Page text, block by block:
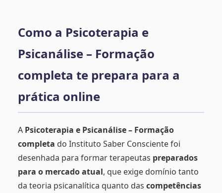
Como a Psicoterapia e
Psicanálise – Formação
completa te prepara para a
prática online
A Psicoterapia e Psicanálise – Formação
completa do Instituto Saber Consciente foi
desenhada para formar terapeutas preparados
para o mercado atual, que exige domínio tanto
da teoria psicanalítica quanto das competências